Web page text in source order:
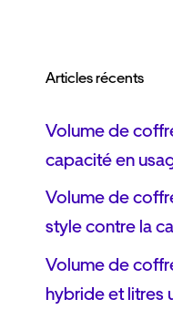
Articles récents
Volume de
capacité en
Volume de
style contre la
Volume de
hybride et litres